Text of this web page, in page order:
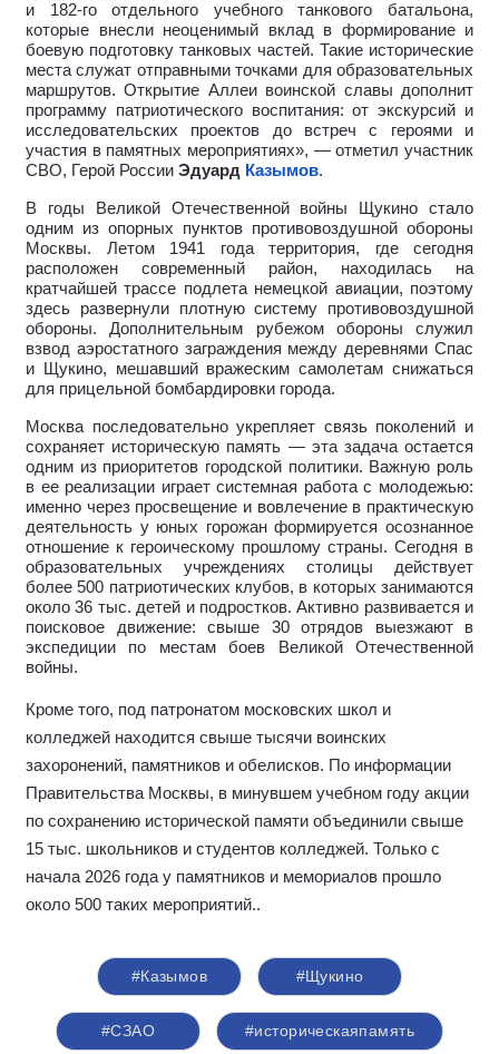
и 182-го отдельного учебного танкового батальона,
которые внесли неоценимый вклад в формирование и
боевую подготовку танковых частей. Такие исторические
места служат отправными точками для образовательных
маршрутов. Открытие Аллеи воинской славы дополнит
программу патриотического воспитания: от экскурсий и
исследовательских проектов до встреч с героями и
участия в памятных мероприятиях», — отметил участник
СВО, Герой России Эдуард Казымов.
В годы Великой Отечественной войны Щукино стало
одним из опорных пунктов противовоздушной обороны
Москвы. Летом 1941 года территория, где сегодня
расположен современный район, находилась на
кратчайшей трассе подлета немецкой авиации, поэтому
здесь развернули плотную систему противовоздушной
обороны. Дополнительным рубежом обороны служил
взвод аэростатного заграждения между деревнями Спас
и Щукино, мешавший вражеским самолетам снижаться
для прицельной бомбардировки города.
Москва последовательно укрепляет связь поколений и
сохраняет историческую память — эта задача остается
одним из приоритетов городской политики. Важную роль
в ее реализации играет системная работа с молодежью:
именно через просвещение и вовлечение в практическую
деятельность у юных горожан формируется осознанное
отношение к героическому прошлому страны. Сегодня в
образовательных учреждениях столицы действует
более 500 патриотических клубов, в которых занимаются
около 36 тыс. детей и подростков. Активно развивается и
поисковое движение: свыше 30 отрядов выезжают в
экспедиции по местам боев Великой Отечественной
войны.
Кроме того, под патронатом московских школ и
колледжей находится свыше тысячи воинских
захоронений, памятников и обелисков. По информации
Правительства Москвы, в минувшем учебном году акции
по сохранению исторической памяти объединили свыше
15 тыс. школьников и студентов колледжей. Только с
начала 2026 года у памятников и мемориалов прошло
около 500 таких мероприятий..
#Казымов #Щукино
#СЗАО #историческаяпамять